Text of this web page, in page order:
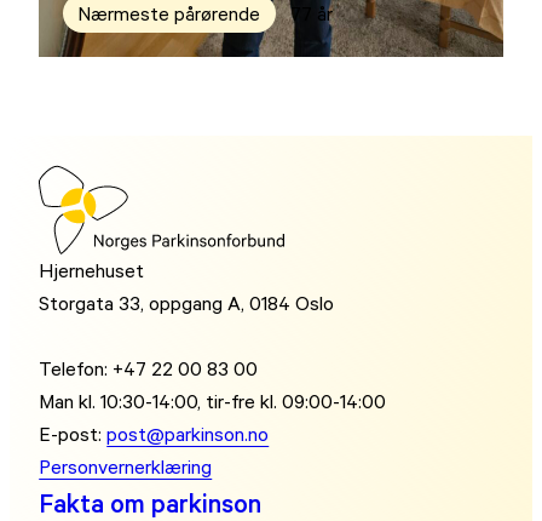
Nærmeste pårørende 77 år
Hjernehuset
Storgata 33, oppgang A, 0184 Oslo
Telefon: +47 22 00 83 00
Man kl. 10:30-14:00, tir-fre kl. 09:00-14:00
E-post:post@parkinson.no
Personvernerklæring
Fakta om parkinson